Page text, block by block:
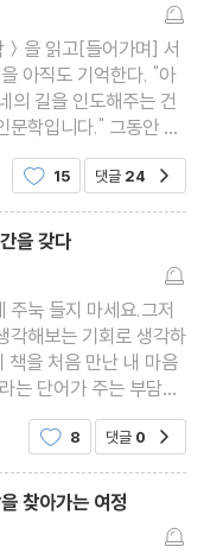
은 단지 관습적인 것에
노력을 기울여야 할
정당화될 수 없는 것일
위해 불의를 경험해야
까?
할 수 있을까?
행위’라고 정의할 수
하게 할 때 위안을 주는
을 읽고[들어가며] 서
아직도 기억한다. "아
의 길을 인도해주는 건
문학입니다." 그동안 깊
문학'에 대해 관심을 갖
15 댓글 24
을 갖다
주눅 들지 마세요.그저
각해보는 기회로 생각하
책을 처음 만난 내 마음
는 단어가 주는 부담감
철학이라고 하면 너무
면 다른 세상 이야기
8 댓글 0
찾아가는 여정